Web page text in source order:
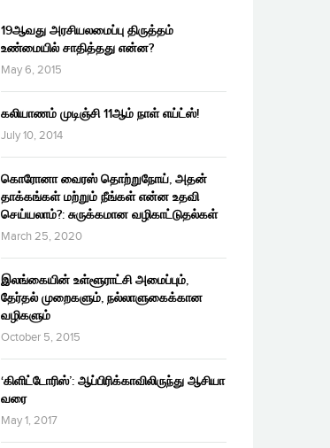
19ஆவது அரசியலமைப்பு திருத்தம்
உண்மையில் சாதித்தது என்ன?
May 6, 2015
கலியாணம் முடிஞ்சி 11ஆம் நாள் எய்ட்ஸ்!
July 10, 2014
கொரோனா வைரஸ் தொற்றுநோய், அதன்
தாக்கங்கள் மற்றும் நீங்கள் என்ன உதவி
செய்யலாம்?: சுருக்கமான வழிகாட்டுதல்கள்
March 25, 2020
இலங்கையின் உள்ளூராட்சி அமைப்பும்,
தேர்தல் முறைகளும், நல்லாளுகைக்கான
வழிகளும்
October 5, 2015
‘கிளிட்டோரிஸ்’: ஆப்பிரிக்காவிலிருந்து ஆசியா
வரை
May 1, 2017